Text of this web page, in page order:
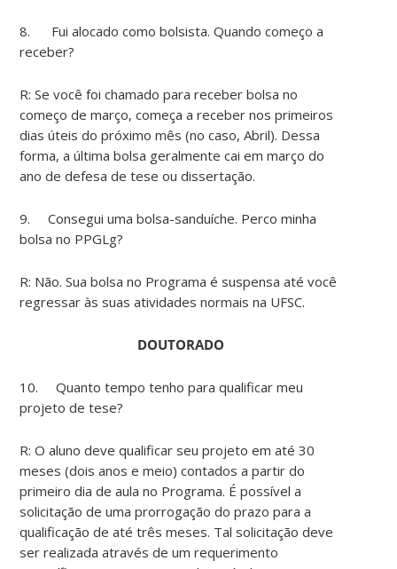
8. Fui alocado como bolsista. Quando começo a
receber?
R: Se você foi chamado para receber bolsa no
começo de março, começa a receber nos primeiros
dias úteis do próximo mês (no caso, Abril). Dessa
forma, a última bolsa geralmente cai em março do
ano de defesa de tese ou dissertação.
9. Consegui uma bolsa-sanduíche. Perco minha
bolsa no PPGLg?
R: Não. Sua bolsa no Programa é suspensa até você
regressar às suas atividades normais na UFSC.
DOUTORADO
10. Quanto tempo tenho para qualificar meu
projeto de tese?
R: O aluno deve qualificar seu projeto em até 30
meses (dois anos e meio) contados a partir do
primeiro dia de aula no Programa. É possível a
solicitação de uma prorrogação do prazo para a
qualificação de até três meses. Tal solicitação deve
ser realizada através de um requerimento